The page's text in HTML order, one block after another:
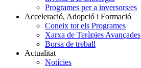
Programes per a inversors/es
Acceleració, Adopció i Formació
Coneix tot els Programes
Xarxa de Teràpies Avançades
Borsa de treball
Actualitat
Notícies